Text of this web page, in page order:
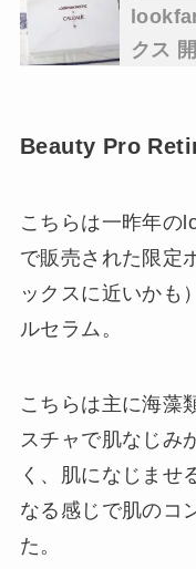
クス
Beauty Pro
こちらは一昨年の
で販売された限定
ックスに近いかも
ルセラム。
こちらは主に海藻
スチャで肌なじみ
く、肌になじませ
なる感じで肌のコ
た。